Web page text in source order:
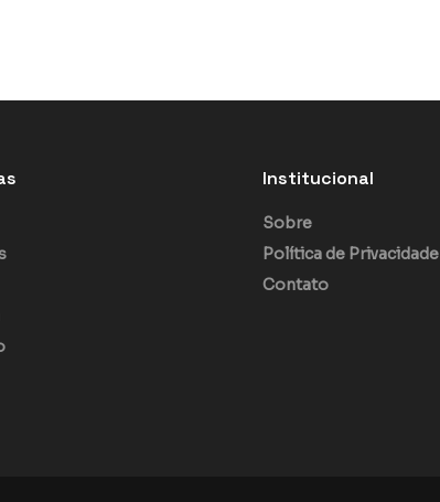
Institucional
Sobre
Política de Privacidade
Contato